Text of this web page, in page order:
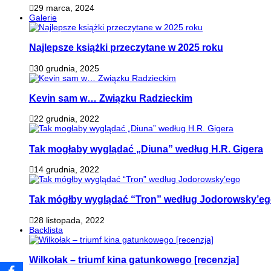
29 marca, 2024
Galerie
Najlepsze książki przeczytane w 2025 roku
30 grudnia, 2025
Kevin sam w… Związku Radzieckim
22 grudnia, 2022
Tak mogłaby wyglądać „Diuna” według H.R. Gigera
14 grudnia, 2022
Tak mógłby wyglądać “Tron” według
28 listopada, 2022
Backlista
Wilkołak – triumf kina gatunkowego [recenzja]